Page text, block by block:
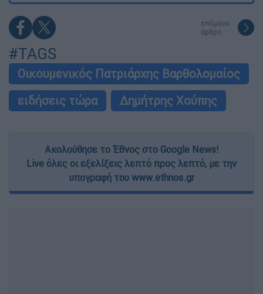
επόμενο
άρθρο
#TAGS
Οικουμενικός Πατριάρχης Βαρθολομαίος
ειδήσεις τώρα
Δημήτρης Χούπης
Ακολούθησε το Έθνος στο Google News!
Live όλες οι εξελίξεις λεπτό προς λεπτό, με την
υπογραφή του www.ethnos.gr